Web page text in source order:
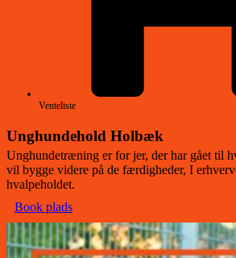
Venteliste
Unghundehold Holbæk
Unghundetræning er for jer, der har gået til
vil bygge videre på de færdigheder, I
hvalpeholdet.
Book plads